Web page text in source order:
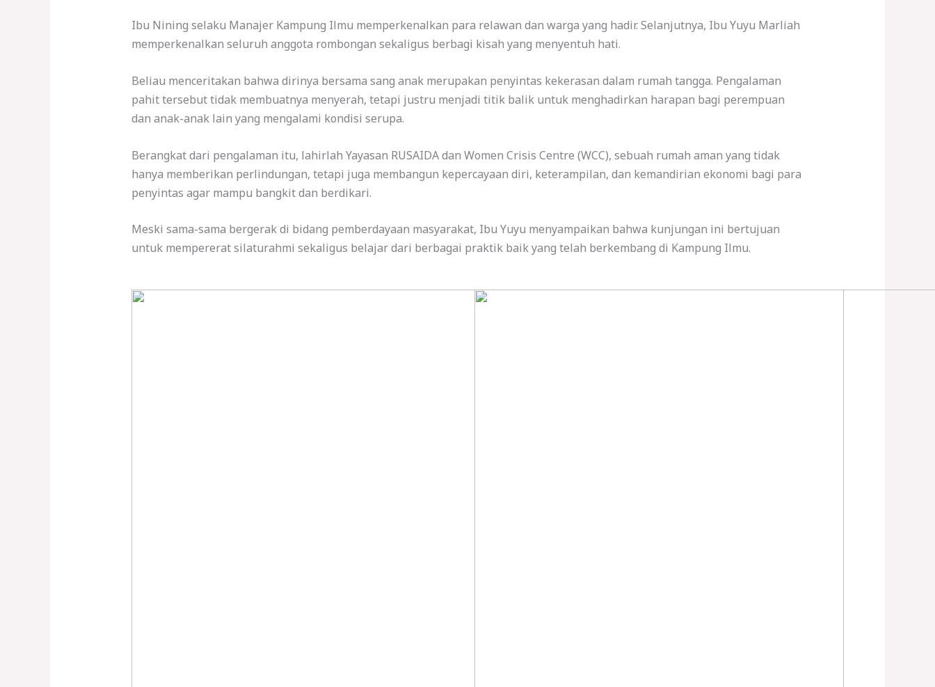
Ibu Nining selaku Manajer Kampung Ilmu memperkenalkan para relawan dan warga yang hadir. Selanjutnya, Ibu Yuyu Marliah
memperkenalkan seluruh anggota rombongan sekaligus berbagi kisah yang menyentuh hati.
Beliau menceritakan bahwa dirinya bersama sang anak merupakan penyintas kekerasan dalam rumah tangga. Pengalaman
pahit tersebut tidak membuatnya menyerah, tetapi justru menjadi titik balik untuk menghadirkan harapan bagi perempuan
dan anak-anak lain yang mengalami kondisi serupa.
Berangkat dari pengalaman itu, lahirlah Yayasan RUSAIDA dan Women Crisis Centre (WCC), sebuah rumah aman yang tidak
hanya memberikan perlindungan, tetapi juga membangun kepercayaan diri, keterampilan, dan kemandirian ekonomi bagi para
penyintas agar mampu bangkit dan berdikari.
Meski sama-sama bergerak di bidang pemberdayaan masyarakat, Ibu Yuyu menyampaikan bahwa kunjungan ini bertujuan
untuk mempererat silaturahmi sekaligus belajar dari berbagai praktik baik yang telah berkembang di Kampung Ilmu.